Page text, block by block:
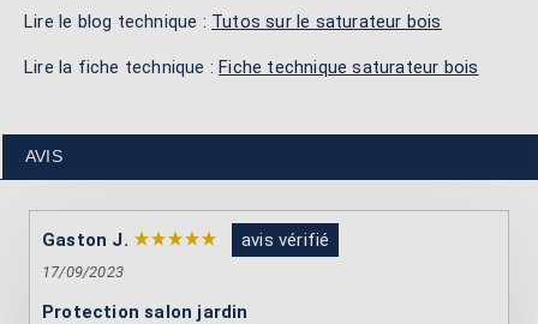
Lire le blog technique : Tutos sur le saturateur bois
Lire la fiche technique :Fiche technique saturateur bois
AVIS
Gaston J. avis vérifié
17/09/2023
Protection salon jardin